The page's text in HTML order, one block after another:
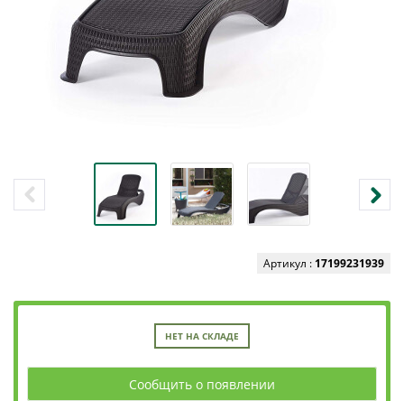
Артикул : 17199231939
НЕТ НА СКЛАДЕ
Сообщить о появлении